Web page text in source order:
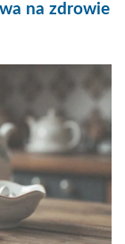
na zdrowie